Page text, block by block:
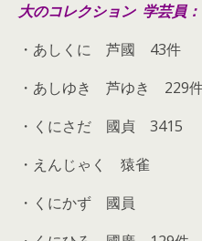
大のコレクション 学芸員
・あしくに 芦國 43件
・あしゆき 芦ゆき 229
・くにさだ 國貞 3415
・えんじゃく 猿雀
・くにかず 國員